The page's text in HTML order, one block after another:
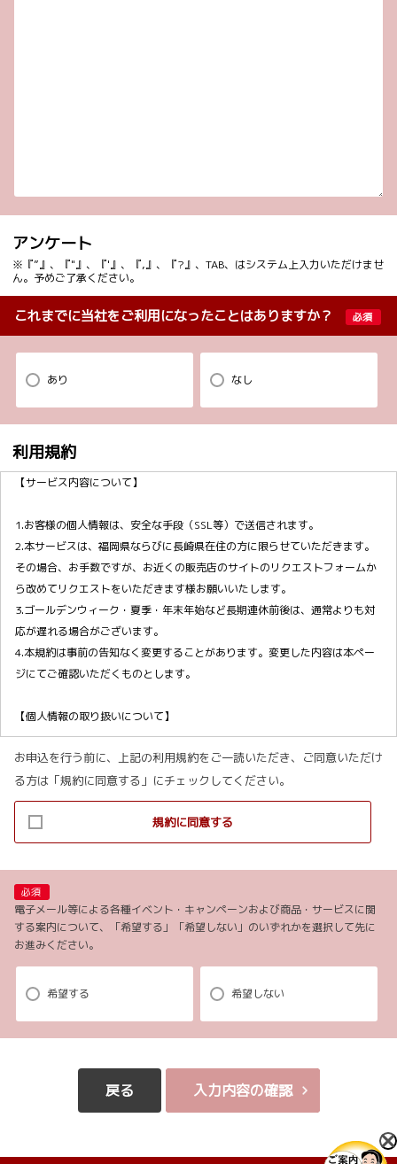
アンケート
※『”』、『"』、『'』、『,』、『?』、TAB、はシステム上入力いただけませ
ん。予めご了承ください。
これまでに当社をご利用になったことはありますか？ 必須
あり なし
利用規約
【サービス内容について】
1.お客様の個人情報は、安全な手段（SSL等）で送信されます。
2.本サービスは、福岡県ならびに長崎県在住の方に限らせていただきます。
その場合、お手数ですが、お近くの販売店のサイトのリクエストフォームか
ら改めてリクエストをいただきます様お願いいたします。
3.ゴールデンウィーク・夏季・年末年始など長期連休前後は、通常よりも対
応が遅れる場合がございます。
4.本規約は事前の告知なく変更することがあります。変更した内容は本ペー
ジにてご確認いただくものとします。
【個人情報の取り扱いについて】
1.当社ホームページ上に掲示する「プライバシー・ポリシー」に基づき、適
切に取り扱うものとします。
2.当社が取得したお客様の個人情報（本リクエストフォームよりご入力いた
だいた氏名、住所、電話番号、メールアドレスを含む本リクエストの内容、
当ウェブサイトの閲覧情報）は、以下の目的で利用させていただきます。
ため。
(2)本リクエストに関するお問い合わせやご要望に対し適切に対応をするた
め。
(3)当社が取り扱う商品・サービスに関する営業上のご案内や提案または各種
イベント・キャンペーン等についてご案内するため。（お客様の個人情報を
分析した上で、お客様のライフステージ、ご趣味や嗜好に応じたご案内・ご
ご案内・ご提案致します。）
の方法により実施し、アンケート調査を含みます。）
お申込を行う前に、上記の利用規約をご一読いただき、ご同意いただけ
る方は「規約に同意する」にチェックしてください。
規約に同意する
必須
電子メール等による各種イベント・キャンペーンおよび商品・サービスに関
する案内について、「希望する」「希望しない」のいずれかを選択して先に
お進みください。
希望する 希望しない
戻る 入力内容の確認